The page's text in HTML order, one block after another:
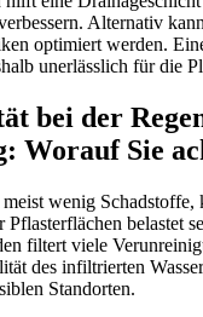
Alternativ
optimiert werden.
unerlässlich für die
bei der
Worauf Sie
wenig Schadstoffe,
Pflasterflächen belastet
filtert viele
des infiltrierten
Standorten.